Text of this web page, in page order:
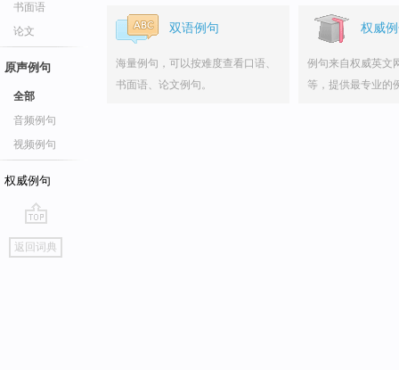
书面语
论文
原声例句
全部
音频例句
视频例句
权威例句
go
top
返回词典
双语例句
海量例句，可以按难度查看口语、
书面语、论文例句。
权威
例句来自权威英文
等，提供最专业的